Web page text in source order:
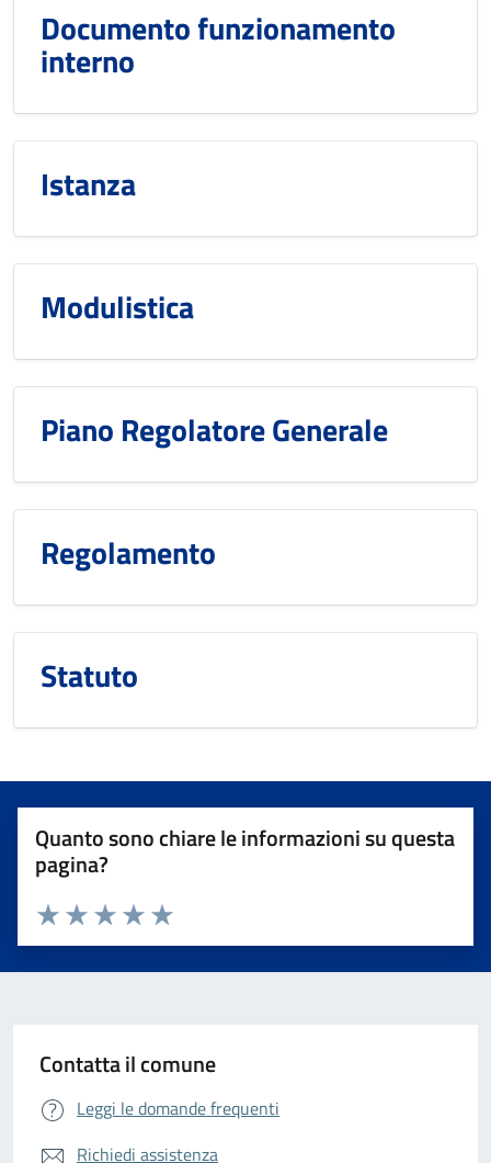
Documento funzionamento
interno
Istanza
Modulistica
Piano Regolatore Generale
Regolamento
Statuto
Quanto sono chiare le informazioni su questa
pagina?
Valuta da 1 a 5 stelle la pagina
Valuta 5 stelle su 5
Valuta 4 stelle su 5
Valuta 3 stelle su 5
Valuta 2 stelle su 5
Valuta 1 stelle su 5
Contatta il comune
Leggi le domande frequenti
Richiedi assistenza